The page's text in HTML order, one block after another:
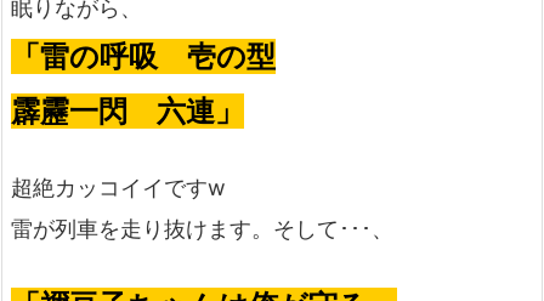
眠りながら、
「雷の呼吸 壱の型
霹靂一閃 六連」
超絶カッコイイですw
雷が列車を走り抜けます。そして･･･、